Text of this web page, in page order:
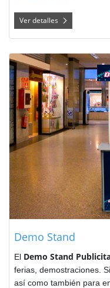
Ver detalles
Demo Stand
El Demo Stand
ferias, demostraciones.
así como también para
Ver detalles Demo Stand